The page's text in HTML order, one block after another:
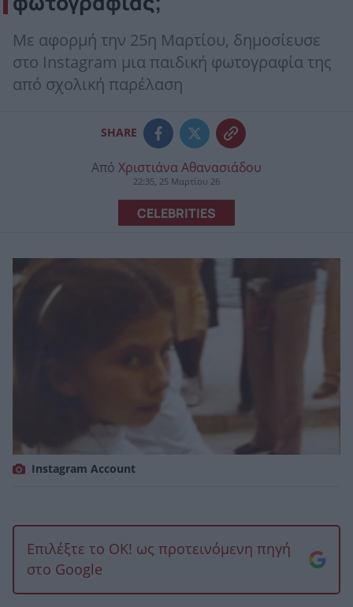
Με αφορμή την 25η Μαρτίου, δημοσίευσε
στο Instagram μια παιδική φωτογραφία της
από σχολική παρέλαση
SHARE
Από Χριστιάνα Αθανασιάδου
22:35, 25 Μαρτίου 26
CELEBRITIES
Instagram Account
Επιλέξτε το OK! ως προτεινόμενη πηγή
στο Google